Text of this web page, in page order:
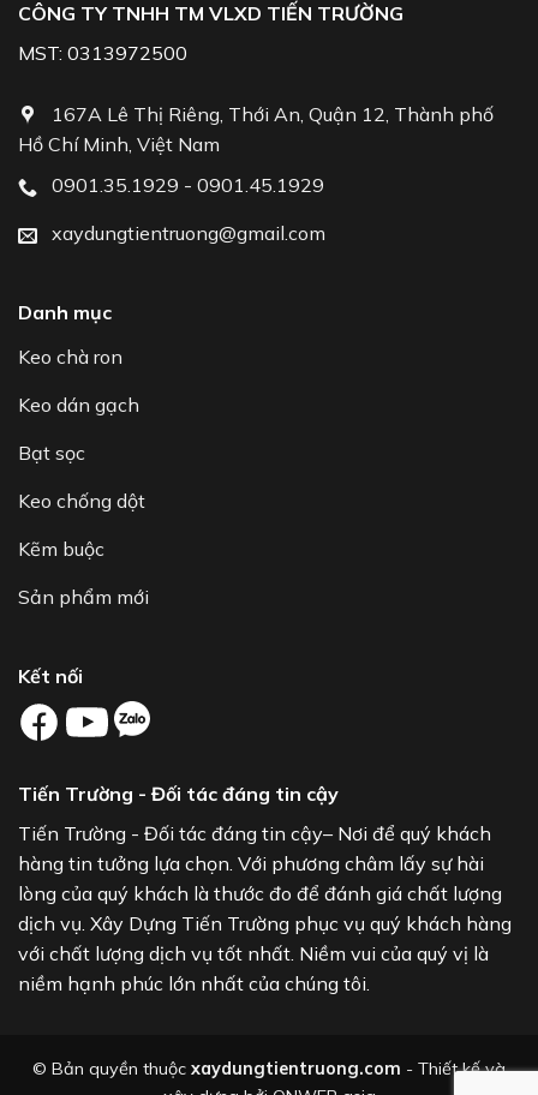
CÔNG TY TNHH TM VLXD TIẾN TRƯỜNG
MST: 0313972500
167A Lê Thị Riêng, Thới An, Quận 12, Thành phố
Hồ Chí Minh, Việt Nam
0901.35.1929 - 0901.45.1929
xaydungtientruong@gmail.com
Danh mục
Keo chà ron
Keo dán gạch
Bạt sọc
Keo chống dột
Kẽm buộc
Sản phẩm mới
Kết nối
Tiến Trường - Đối tác đáng tin cậy
Tiến Trường - Đối tác đáng tin cậy– Nơi để quý khách
hàng tin tưởng lựa chọn. Với phương châm lấy sự hài
lòng của quý khách là thước đo để đánh giá chất lượng
dịch vụ. Xây Dựng Tiến Trường phục vụ quý khách hàng
với chất lượng dịch vụ tốt nhất. Niềm vui của quý vị là
niềm hạnh phúc lớn nhất của chúng tôi.
© Bản quyền thuộc xaydungtientruong.com - Thiết kế và